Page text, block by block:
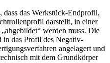
dass das Werkstück-Endprofil,
darstellt, in einer
werden muss. Die
in das Profil des Negativ-
angelagert und
mit dem Grundkörper